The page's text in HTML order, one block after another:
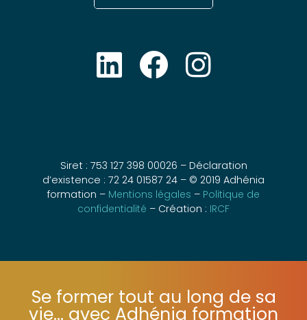
Siret : 753 127 398 00026 – Déclaration
d’existence : 72 24 01587 24 – © 2019 Adhénia
formation –Mentions légales– Politique de
Se former tout au long de sa